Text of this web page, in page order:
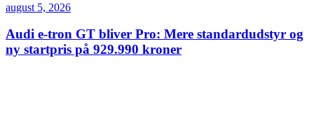
august 5, 2026
Audi e-tron GT bliver Pro: Mere standardudstyr og
ny startpris på 929.990 kroner